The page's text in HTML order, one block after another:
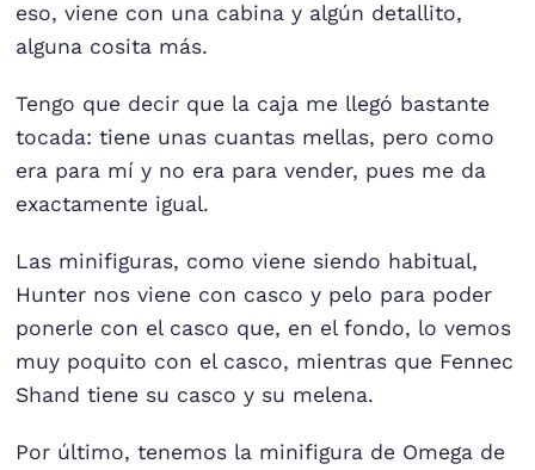
eso, viene con una cabina y algún detallito,
alguna cosita más.
Tengo que decir que la caja me llegó bastante
tocada: tiene unas cuantas mellas, pero como
era para mí y no era para vender, pues me da
exactamente igual.
Las minifiguras, como viene siendo habitual,
Hunter nos viene con casco y pelo para poder
ponerle con el casco que, en el fondo, lo vemos
muy poquito con el casco, mientras que Fennec
Shand tiene su casco y su melena.
Por último, tenemos la minifigura de Omega de